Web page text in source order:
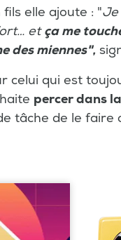
fils elle ajoute : "Je
etça me
des miennes",
celui qui est
percer dans
tâche de le faire